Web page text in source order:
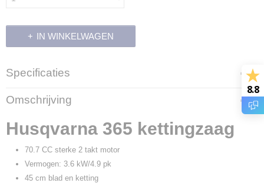
IN WINKELWAGEN
Specificaties
Productcode
700450
EAN code
7391883511343
Productcode leverancier
Omschrijving
Husqvarna 365 kettingzaag
70.7 CC sterke 2 takt motor
Vermogen: 3.6 kW/4.9 pk
45 cm blad en ketting
8.8